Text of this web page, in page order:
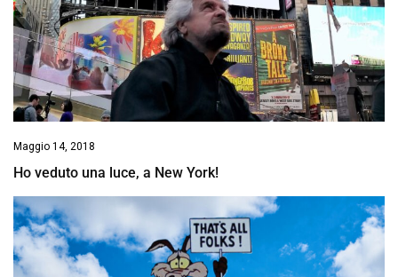
Maggio 14, 2018
Ho veduto una luce, a New York!